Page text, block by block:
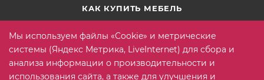
КАК КУПИТЬ МЕБЕЛЬ
Условия оплаты
Условия доставки
Гарантия на товар
Мы используем файлы «Cookie» и метрические
системы (Яндекс Метрика, LiveInternet) для сбора и
анализа информации о производительности и
использования сайта, а также для улучшения и